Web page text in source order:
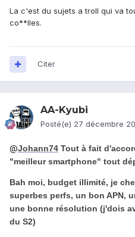
La c'est du sujets a troll qui va
co**lles.
Citer
AA-Kyubi
Posté(e) 27 décembre
@Johann74 Tout à fait
"meilleur smartphone" tout
Bah moi, budget illimité, je
superbes perfs, un bon APN,
une bonne résolution (j'dois
du S2)